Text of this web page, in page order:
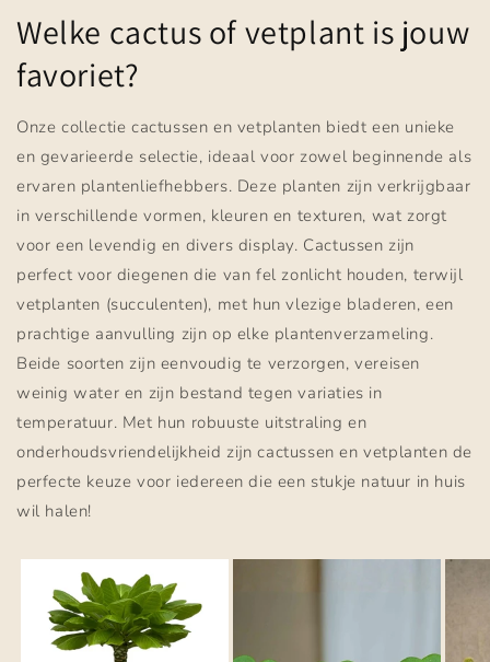
Welke cactus of vetplant is jouw
favoriet?
Onze collectie cactussen en vetplanten biedt een unieke
en gevarieerde selectie, ideaal voor zowel beginnende als
ervaren plantenliefhebbers. Deze planten zijn verkrijgbaar
in verschillende vormen, kleuren en texturen, wat zorgt
voor een levendig en divers display. Cactussen zijn
perfect voor diegenen die van fel zonlicht houden, terwijl
vetplanten (succulenten), met hun vlezige bladeren, een
prachtige aanvulling zijn op elke plantenverzameling.
Beide soorten zijn eenvoudig te verzorgen, vereisen
weinig water en zijn bestand tegen variaties in
temperatuur. Met hun robuuste uitstraling en
onderhoudsvriendelijkheid zijn cactussen en vetplanten de
perfecte keuze voor iedereen die een stukje natuur in huis
wil halen!